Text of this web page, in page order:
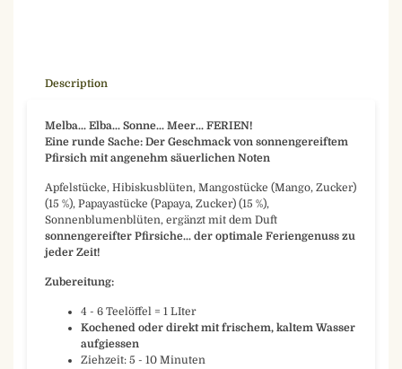
Description
Melba... Elba... Sonne... Meer... FERIEN!
Eine runde Sache: Der Geschmack von sonnengereiftem
Pfirsich mit angenehm säuerlichen Noten
Apfelstücke, Hibiskusblüten, Mangostücke (Mango, Zucker)
(15 %), Papayastücke (Papaya, Zucker) (15 %),
Sonnenblumenblüten, ergänzt mit dem Duft
sonnengereifter Pfirsiche... der optimale Feriengenuss zu
jeder Zeit!
Zubereitung:
4 - 6 Teelöffel = 1 LIter
Kochened oder direkt mit frischem, kaltem Wasser
aufgiessen
Ziehzeit: 5 - 10 Minuten